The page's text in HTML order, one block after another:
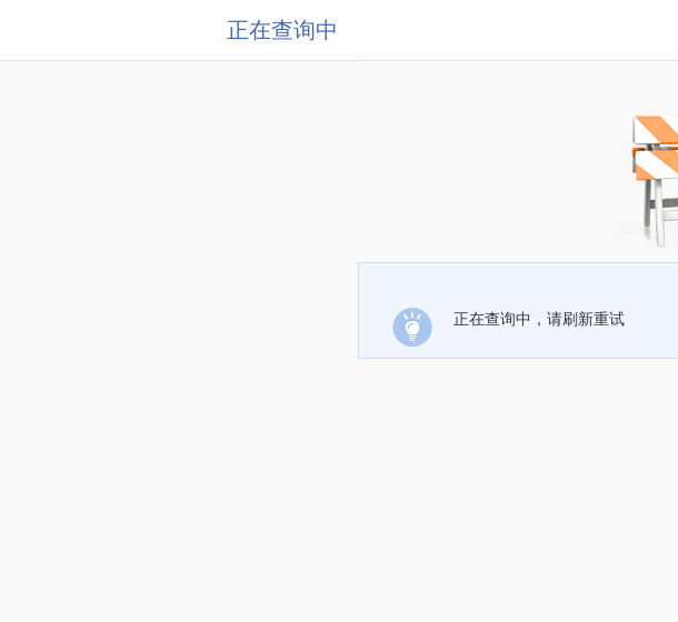
正在查询中
正在查询中，请刷新重试